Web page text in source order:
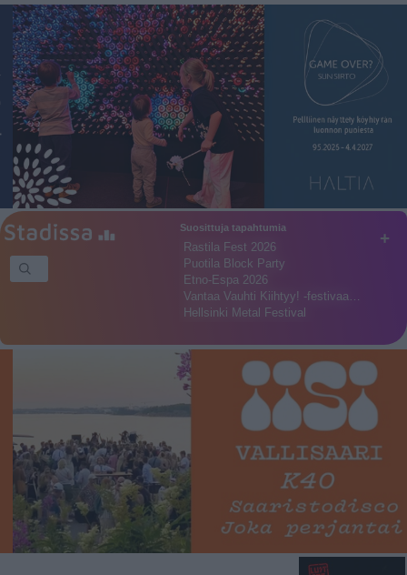
+
Suosittuja tapahtumia
Rastila Fest 2026
Puotila Block Party
Etno-Espa 2026
Vantaa Vauhti Kiihtyy! -festivaa…
Hellsinki Metal Festival